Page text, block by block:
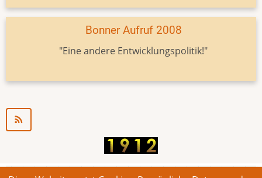
Bonner Aufruf 2008
"Eine andere Entwicklungspolitik!"